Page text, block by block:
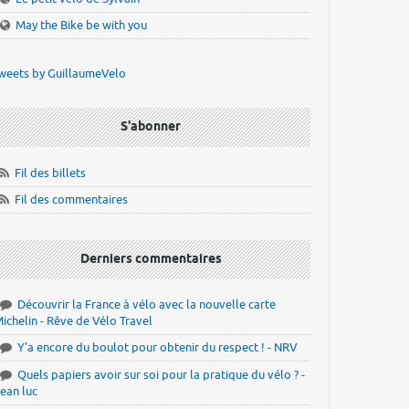
May the Bike be with you
by GuillaumeVelo
S'abonner
Fil des billets
Fil des commentaires
Derniers commentaires
Découvrir la France à vélo avec la nouvelle carte
- Rêve de Vélo Travel
Y'a encore du boulot pour obtenir du respect ! - NRV
Quels papiers avoir sur soi pour la pratique du vélo ? -
luc